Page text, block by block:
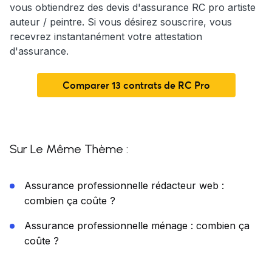
vous obtiendrez des devis d'assurance RC pro artiste
auteur / peintre. Si vous désirez souscrire, vous
recevrez instantanément votre attestation
d'assurance.
Comparer 13 contrats de RC Pro
Sur Le Même Thème :
Assurance professionnelle rédacteur web :
combien ça coûte ?
Assurance professionnelle ménage : combien ça
coûte ?